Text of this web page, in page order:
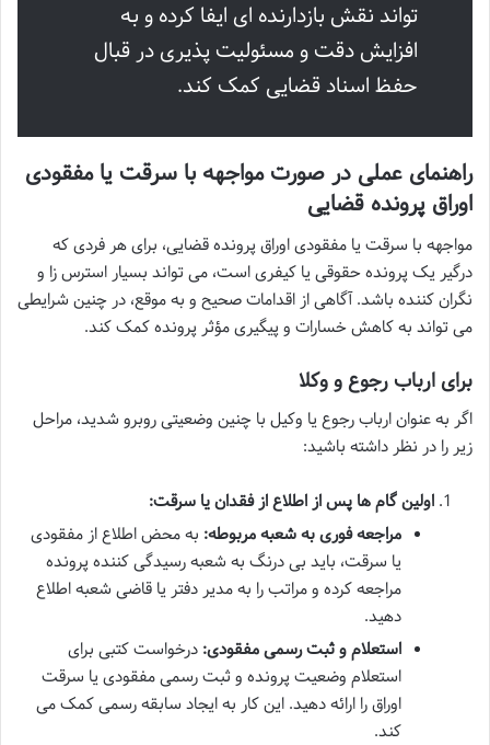
تواند نقش بازدارنده ای ایفا کرده و به
افزایش دقت و مسئولیت پذیری در قبال
حفظ اسناد قضایی کمک کند.
راهنمای عملی در صورت مواجهه با سرقت یا مفقودی
اوراق پرونده قضایی
مواجهه با سرقت یا مفقودی اوراق پرونده قضایی، برای هر فردی که
درگیر یک پرونده حقوقی یا کیفری است، می تواند بسیار استرس زا و
نگران کننده باشد. آگاهی از اقدامات صحیح و به موقع، در چنین شرایطی
می تواند به کاهش خسارات و پیگیری مؤثر پرونده کمک کند.
برای ارباب رجوع و وکلا
اگر به عنوان ارباب رجوع یا وکیل با چنین وضعیتی روبرو شدید، مراحل
زیر را در نظر داشته باشید:
اولین گام ها پس از اطلاع از فقدان یا سرقت:
مراجعه فوری به شعبه مربوطه: به محض اطلاع از مفقودی
یا سرقت، باید بی درنگ به شعبه رسیدگی کننده پرونده
مراجعه کرده و مراتب را به مدیر دفتر یا قاضی شعبه اطلاع
دهید.
استعلام و ثبت رسمی مفقودی: درخواست کتبی برای
استعلام وضعیت پرونده و ثبت رسمی مفقودی یا سرقت
اوراق را ارائه دهید. این کار به ایجاد سابقه رسمی کمک می
کند.